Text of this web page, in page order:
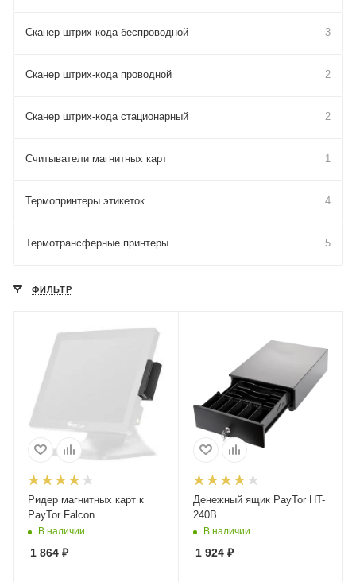
Сканер штрих-кода беспроводной 3
Сканер штрих-кода проводной 2
Сканер штрих-кода стационарный 2
Считыватели магнитных карт 1
Термопринтеры этикеток 4
Термотрансферные принтеры 5
ФИЛЬТР
Ридер магнитных карт к
PayTor Falcon
В наличии
1 864 ₽
Денежный ящик PayTor HT-
240B
В наличии
1 924₽